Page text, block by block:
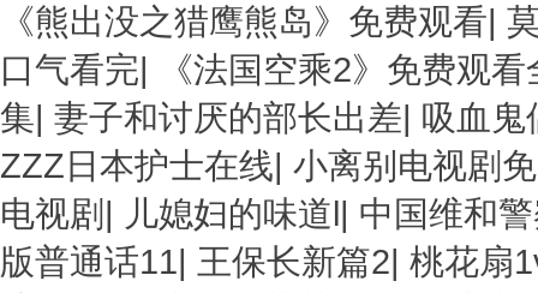
《熊出没之猎鹰熊岛》免费观看|
口气看完|
《法国空乘2》免费观看
集| 妻子和讨厌的部长出差| 吸血鬼
ZZZ日本护士在线| 小离别电视剧
电视剧 | 儿媳妇的味道l| 中国维和
版普通话11| 王保长新篇2| 桃花扇